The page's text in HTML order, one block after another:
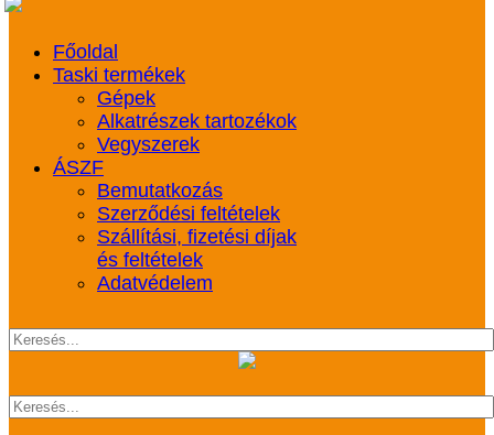
Főoldal
Taski termékek
Gépek
Alkatrészek tartozékok
Vegyszerek
ÁSZF
Bemutatkozás
Szerződési feltételek
Szállítási, fizetési díjak
és feltételek
Adatvédelem